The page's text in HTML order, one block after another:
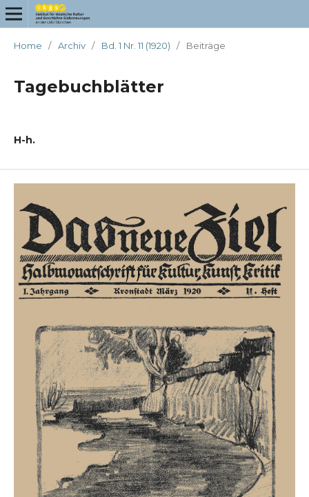
Home / Archiv / Bd. 1 Nr. 11 (1920) / Beiträge
Tagebuchblätter
H-h.